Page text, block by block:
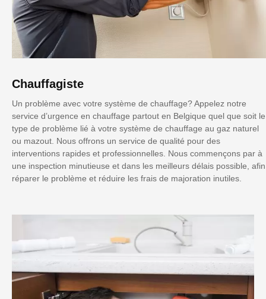
Chauffagiste
Un problème avec votre système de chauffage? Appelez notre
service d’urgence en chauffage partout en Belgique quel que soit le
type de problème lié à votre système de chauffage au gaz naturel
ou mazout. Nous offrons un service de qualité pour des
interventions rapides et professionnelles. Nous commençons par à
une inspection minutieuse et dans les meilleurs délais possible, afin
réparer le problème et réduire les frais de majoration inutiles.